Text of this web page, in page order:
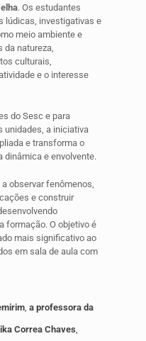
. Os estudantes
lúdicas, investigativas e
meio ambiente e
natureza,
culturais,
e o interesse
do Sesc e para
unidades, a iniciativa
e transforma o
dinâmica e envolvente.
observar fenômenos,
e construir
formação. O objetivo é
mais significativo ao
em sala de aula com
a professora da
Correa Chaves